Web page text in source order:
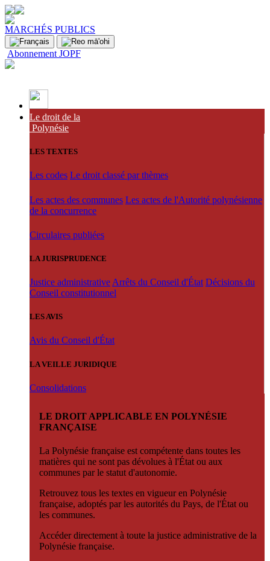
MARCHÉS PUBLICS
Abonnement JOPF
Le droit de la
Polynésie
LES TEXTES
Les codes Le droit classé par thèmes
Les actes des communes Les actes de l'Autorité polynésienne
de la concurrence
Circulaires publiées
LA JURISPRUDENCE
Justice administrative Arrêts du Conseil d'État Décisions du
Conseil constitutionnel
LES AVIS
Avis du Conseil d'État
LA VEILLE JURIDIQUE
Consolidations
LE DROIT APPLICABLE EN POLYNÉSIE
FRANÇAISE
La Polynésie française est compétente dans toutes les
matières qui ne sont pas dévolues à l'État ou aux
communes par le statut d'autonomie.
Retrouvez tous les textes en vigueur en Polynésie
française, adoptés par les autorités du Pays, de l'État ou
les communes.
Accéder directement à toute la justice administrative de la
Polynésie française.